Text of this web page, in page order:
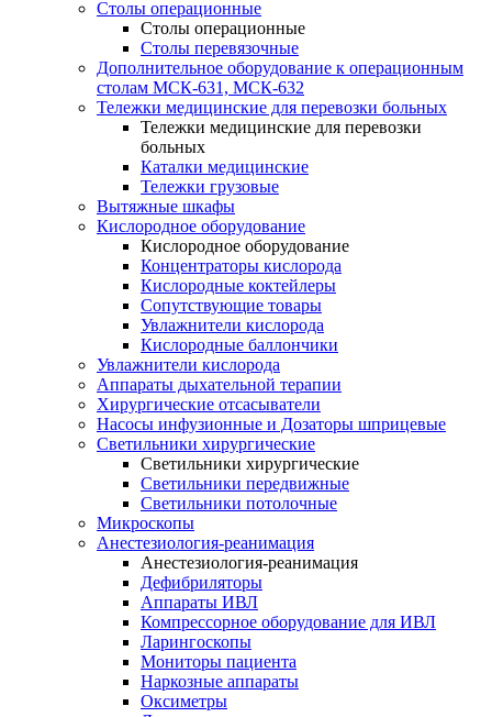
Столы операционные
Столы операционные
Столы перевязочные
Дополнительное оборудование к операционным
столам МСК-631, МСК-632
Тележки медицинские для перевозки больных
Тележки медицинские для перевозки
больных
Каталки медицинские
Тележки грузовые
Вытяжные шкафы
Кислородное оборудование
Кислородное оборудование
Концентраторы кислорода
Кислородные коктейлеры
Сопутствующие товары
Увлажнители кислорода
Кислородные баллончики
Увлажнители кислорода
Аппараты дыхательной терапии
Хирургические отсасыватели
Насосы инфузионные и Дозаторы шприцевые
Светильники хирургические
Светильники хирургические
Светильники передвижные
Светильники потолочные
Микроскопы
Анестезиология-реанимация
Анестезиология-реанимация
Дефибриляторы
Аппараты ИВЛ
Компрессорное оборудование для ИВЛ
Ларингоскопы
Мониторы пациента
Наркозные аппараты
Оксиметры